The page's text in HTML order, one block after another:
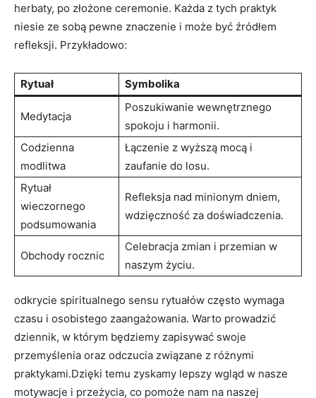
herbaty, po złożone ceremonie. Każda z tych praktyk
niesie ze sobą pewne znaczenie i może być źródłem
refleksji. Przykładowo:
Rytuał Symbolika
Medytacja
Poszukiwanie wewnętrznego
spokoju i harmonii.
Codzienna
modlitwa
Łączenie z wyższą mocą i
zaufanie do losu.
Rytuał
wieczornego
podsumowania
Refleksja nad minionym dniem,
wdzięczność za doświadczenia.
Obchody rocznic
Celebracja zmian i przemian w
naszym życiu.
odkrycie spiritualnego sensu rytuałów często wymaga
czasu i osobistego zaangażowania. Warto prowadzić
dziennik, w którym będziemy zapisywać swoje
przemyślenia oraz odczucia związane z różnymi
praktykami.Dzięki temu zyskamy lepszy wgląd w nasze
motywacje i przeżycia, co pomoże nam na naszej